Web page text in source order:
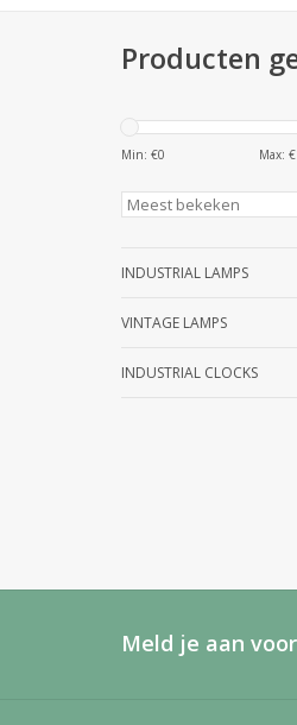
Producten
Min: €0 Max: €
INDUSTRIAL LAMPS
VINTAGE LAMPS
INDUSTRIAL CLOCKS
Meld je aan